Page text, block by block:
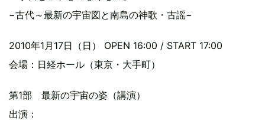
−古代～最新の宇宙図と南島の神歌・古謡−
2010年1月17日（日） OPEN 16:00 / START 17:00
会場：日経ホール（東京・大手町）
第1部 最新の宇宙の姿（講演）
出演：